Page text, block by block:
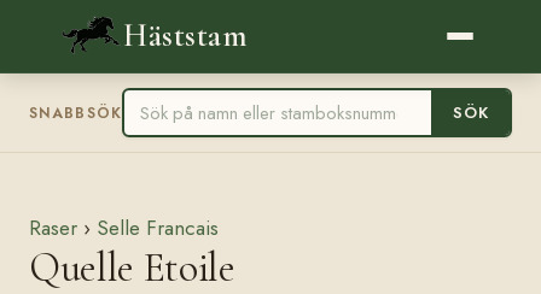
Häststam
SNABBSÖK SÖK
Raser › Selle Francais
Quelle Etoile